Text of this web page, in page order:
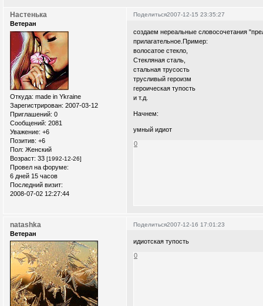
Поделиться2007-12-15 23:35:27
Настенька
Ветеран
Откуда: made in Ykraine
Зарегистрирован: 2007-03-12
Приглашений: 0
Сообщений: 2081
Уважение: +6
Позитив: +6
Пол: Женский
Возраст: 33 [1992-12-26]
Провел на форуме:
6 дней 15 часов
Последний визит:
2008-07-02 12:27:44
создаем нереальные словосочетания
прилагательное.Пример:
волосатое стекло,
Стекляная сталь,
стальная трусость
трусливый героизм
героическая тупость
и т.д.
Начнем:
умный идиот
0
Поделиться2007-12-16 17:01:23
natashka
Ветеран
идиотская тупость
0